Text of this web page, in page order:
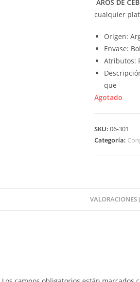
AROS DE
cualquier
Origen:
Envase:
Atributos:
que
Agotado
SKU: 06-301
Categoría:
VALORACIONES